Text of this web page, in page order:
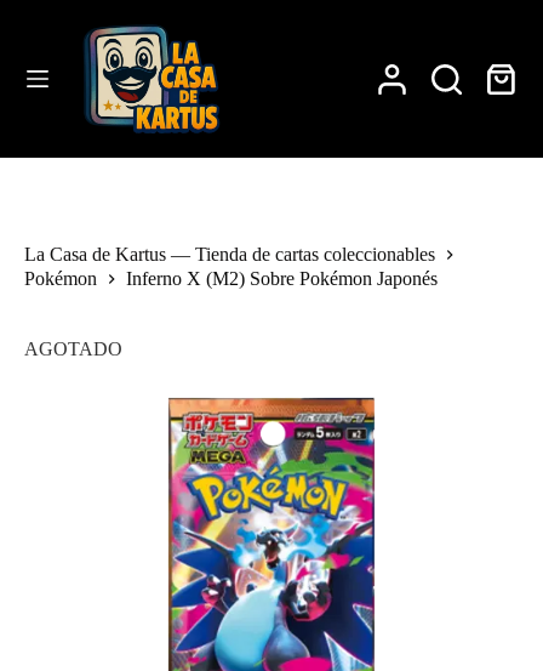
Carro
La Casa de Kartus — Tienda de cartas coleccionables
Pokémon
Inferno X (M2) Sobre Pokémon Japonés
AGOTADO